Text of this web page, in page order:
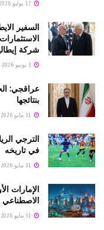
السفير
شركة
عراقجي:
بنتائجها
في تاريخه
الإمارات
الاصطناعي